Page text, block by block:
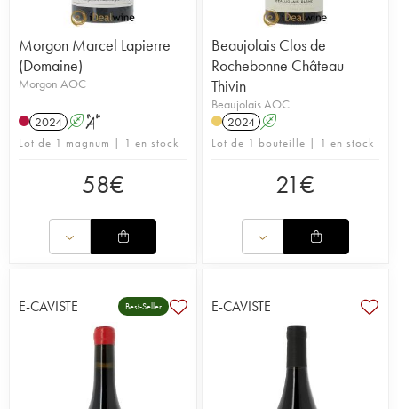
Morgon Marcel Lapierre
(Domaine)
Morgon AOC
2024 A S
Lot de 1 magnum | 1 en stock
58€
Beaujolais Clos de
Rochebonne Château
Thivin
Beaujolais AOC
2024 A
Lot de 1 bouteille | 1 en stock
21€
E-CAVISTE Best-Seller E-CAVISTE